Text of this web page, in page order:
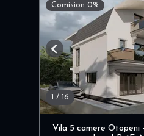
Comision 0%
/ 16
Previous
Vila 5 camere Otopeni